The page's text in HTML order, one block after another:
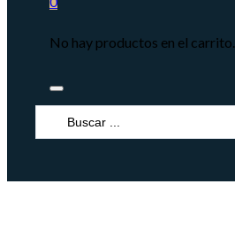
No hay productos en el carrito.
Search
...